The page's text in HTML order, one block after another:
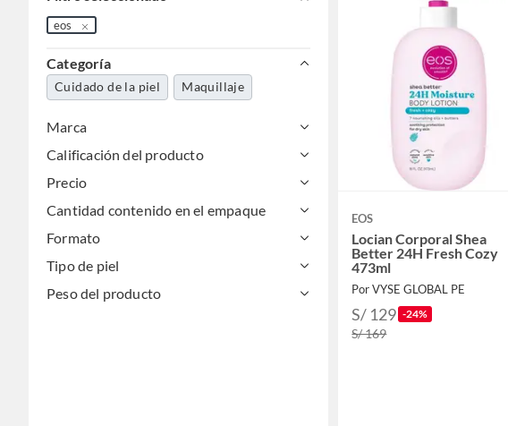
eos
Categoría
Cuidado de la piel Maquillaje
Marca
Calificación del producto
Precio
Cantidad contenido en el empaque
Formato
Tipo de piel
Peso del producto
EOS
Locian Corporal Shea
Better 24H Fresh Cozy
473ml
Por VYSE GLOBAL PE
S/ 129 -24%
S/ 169